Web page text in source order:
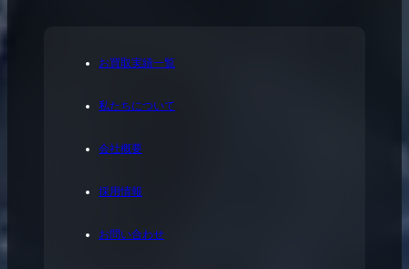
お買取実績一覧
私たちについて
会社概要
採用情報
お問い合わせ